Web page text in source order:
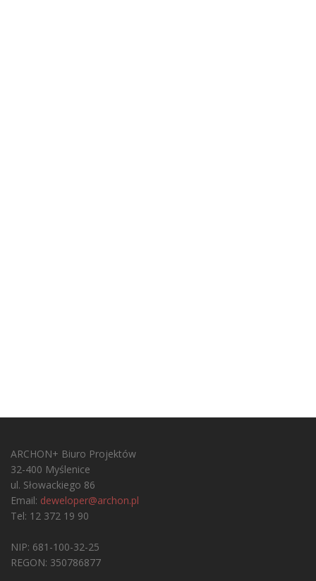
ARCHON+ Biuro Projektów
32-400 Myślenice
ul. Słowackiego 86
Email: deweloper@archon.pl
Tel: 12 372 19 90
NIP: 681-100-32-25
REGON: 350786877